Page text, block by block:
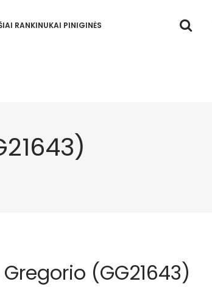
RANKINUKAI PINIGINĖS
(GG21643)